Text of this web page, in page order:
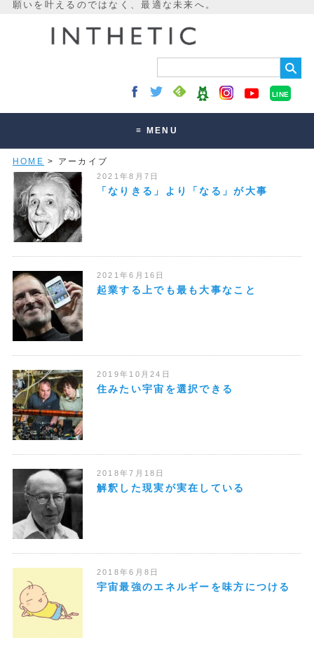
LINE
≡ MENU
講座・セッション
オンラインサロン
HOME > アーカイブ
2021年8月7日
「なりきる」より「なる」が大事
2021年6月16日
起業する上でも最も大事なこと
2019年10月24日
住みたい宇宙を選択できる
2018年7月18日
解釈した現実が実在している
2018年6月8日
宇宙最強のエネルギーを味方につける